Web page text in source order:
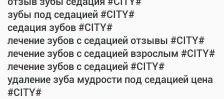
зубы под седацией #CITY#
седация зубов #CITY#
лечение зубов с седацией отзывы #CITY#
лечение зубов с седацией взрослым #CITY#
лечение зубов с седацией #CITY#
удаление зуба мудрости под седацией цена
#CITY#